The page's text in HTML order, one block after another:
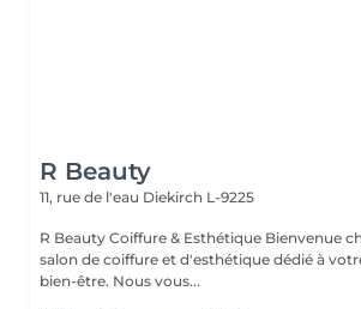
R Beauty
11, rue de l'eau Diekirch L-9225
R Beauty Coiffure & Esthétique Bienvenue chez R Beauty, votre
salon de coiffure et d'esthétique dédié à
bien-être. Nous vous...